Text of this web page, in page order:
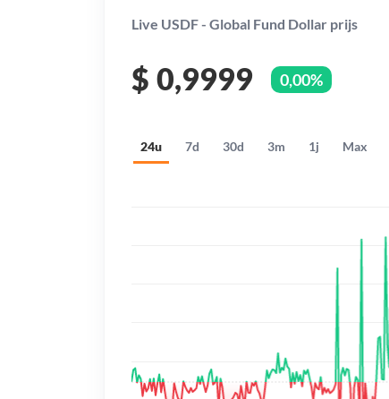
Live USDF - Global Fund Dollar prijs
$ 0,9999 0,00%
24u 7d 30d 3m 1j Max